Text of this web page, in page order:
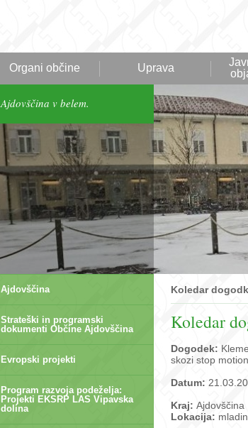
Organi občine Uprava
Ajdovščina v belem.
Ajdovščina
Strateški in programski
dokumenti Občine Ajdovščina
Evropski projekti
Program razvoja podeželja:
Projekti EKSRP LAS Vipavska
dolina
Koledar
Koledar
Dogodek:
skozi stop
Datum:
Kraj: Ajdovščina
Lokacija: